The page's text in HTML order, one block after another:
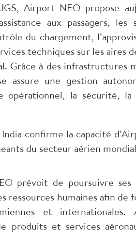
Airport NEO propose
aux passagers,
du chargement,
techniques sur les aires
Grâce à des infrastructures
assure une gestion
opérationnel, la sécurité,
confirme la capacité
du secteur aérien
prévoit de poursuivre ses
ressources humaines afin de
et
produits et services